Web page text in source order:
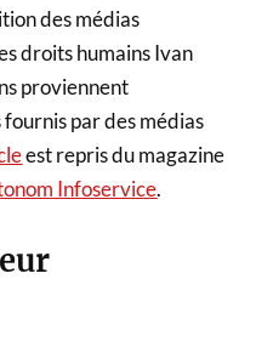
des médias
droits humains Ivan
proviennent
par des médias
est repris du magazine
Infoservice.